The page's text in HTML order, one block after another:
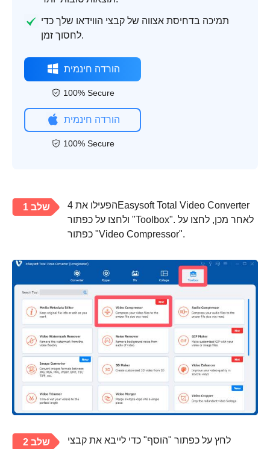
תמיכה בדחיסת אצווה של קבצי הווידאו שלך כדי
לחסוך זמן.
הורדה חינמית
100% Secure
הורדה חינמית
100% Secure
שלב 1
הפעילו את 4Easysoft Total Video Converter
ולחצו על כפתור "Toolbox". לאחר מכן, לחצו על
כפתור "Video Compressor".
שלב 2
לחץ על כפתור "הוסף" כדי לייבא את קבצי